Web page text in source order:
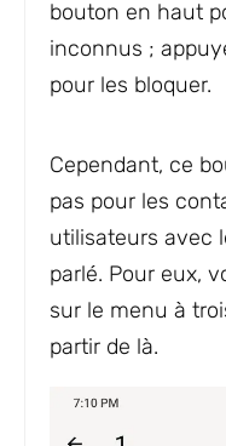
bouton en haut
inconnus ;
pour les bloquer.
Cependant, ce
pas pour les
utilisateurs avec
parlé. Pour eux,
sur le menu à
partir de là.